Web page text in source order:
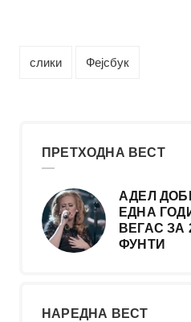
слики Фејсбук
ПРЕТХОДНА ВЕСТ
АДЕЛ
ЕДНА
ВЕГАС ЗА
ФУНТИ
НАРЕДНА ВЕСТ